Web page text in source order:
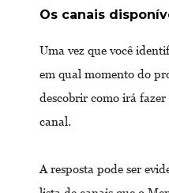
Os canais
Uma vez que você
em qual momento do
descobrir como irá
canal.
A resposta pode ser